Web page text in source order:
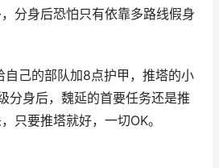
分身后恐怕只有依靠多路线假身
己的部队加8点护甲，推塔的小
分身后，魏延的首要任务还是推
只要推塔就好，一切OK。